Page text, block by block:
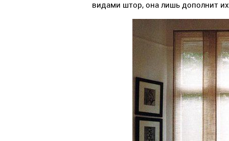
видами штор, она лишь дополнит